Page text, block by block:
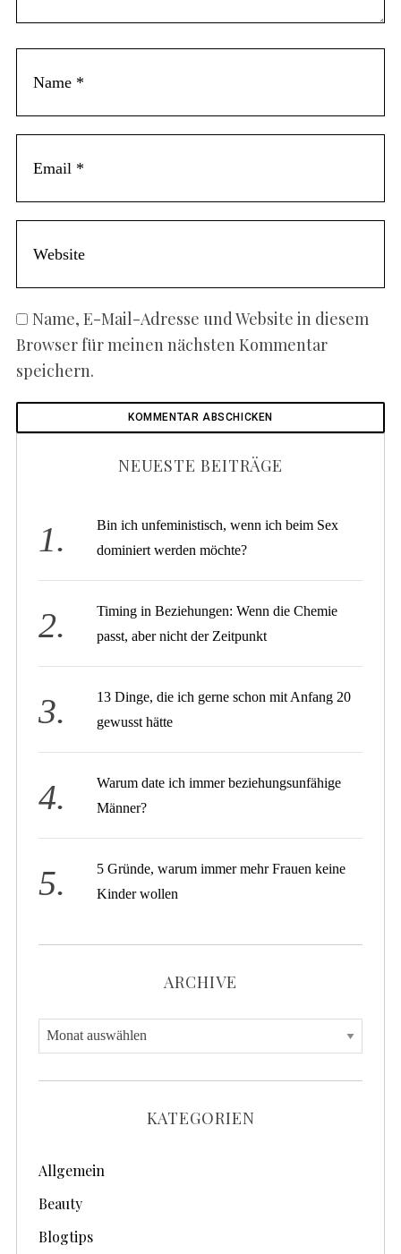
Name, E-Mail-Adresse und Website in diesem
Browser für meinen nächsten Kommentar
speichern.
NEUESTE BEITRÄGE
Bin ich unfeministisch, wenn ich beim Sex
dominiert werden möchte?
Timing in Beziehungen: Wenn die Chemie
passt, aber nicht der Zeitpunkt
13 Dinge, die ich gerne schon mit Anfang 20
gewusst hätte
Warum date ich immer beziehungsunfähige
Männer?
5 Gründe, warum immer mehr Frauen keine
Kinder wollen
ARCHIVE
A
r
c
e
KATEGORIEN
Allgemein
Beauty
Blogtips